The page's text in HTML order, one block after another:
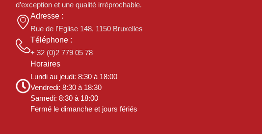
d’exception et une qualité irréprochable.
Adresse :
Rue de l'Eglise 148, 1150 Bruxelles
Téléphone :
+ 32 (0)2 779 05 78
Horaires
Lundi au jeudi: 8:30 à 18:00
Vendredi: 8:30 à 18:30
Samedi: 8:30 à 18:00
Fermé le dimanche et jours fériés